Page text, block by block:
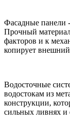
Фасадные панели
Прочный
факторов и к
копирует
Водосточные
водостокам из
конструкции,
сильных ливнях и